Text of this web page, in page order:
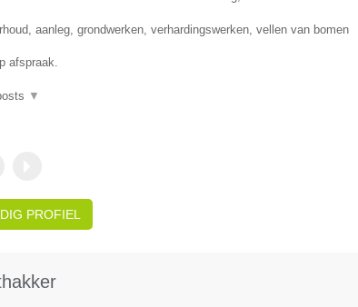
aanleg, grondwerken, verhardingswerken, vellen van bomen
afspraak.
▼
PROFIEL